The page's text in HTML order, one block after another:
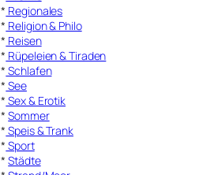
* Regionales
* Religion & Philo
* Reisen
* Rüpeleien & Tiraden
* Schlafen
* See
* Sex & Erotik
*Sommer
* Speis & Trank
* Sport
*Städte